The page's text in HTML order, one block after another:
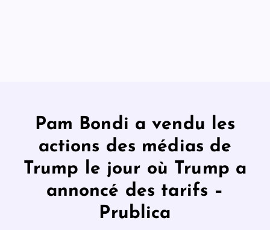
Pam Bondi a vendu les
actions des médias de
Trump le jour où Trump a
annoncé des tarifs –
Prublica